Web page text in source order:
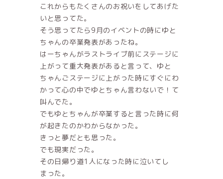
これからもたくさんのお祝いをしてあげた
いと思ってた。
そう思ってたら9月のイベントの時にゆと
ちゃんの卒業発表があったね。
はーちゃんがラストライブ前にステージに
上がって重大発表があると言って、ゆと
ちゃんごステージに上がった時にすぐにわ
かって心の中でゆとちゃん言わないで！て
叫んでた。
でもゆとちゃんが卒業すると言った時に何
が起きたのかわからなかった。
きっと夢だとも思った。
でも現実だった。
その日帰り道1人になった時に泣いてし
まった。